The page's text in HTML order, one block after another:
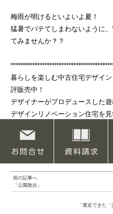
梅雨が明けるといよいよ夏！
猛暑でバテてしまわないように
てみませんか？？
暮らしを楽しむ中古住宅デザイ
評販売中！
デザイナーがプロデュースした
デザインリノベーション住宅を見
栃木、鹿沼、宇都宮の中古住宅
お気軽にお問合せください。
前の記事へ
「公園散歩」
「最近できた